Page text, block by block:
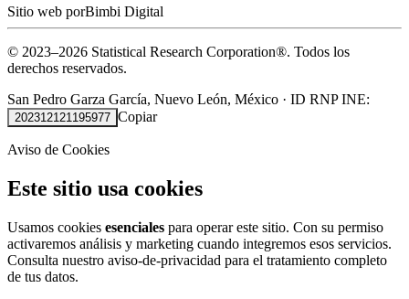
Sitio web porBimbi Digital
© 2023–2026 Statistical Research Corporation®. Todos los
derechos reservados.
San Pedro Garza García, Nuevo León, México · ID RNP INE:
202312121195977 Copiar
Aviso de Cookies
Este sitio usa cookies
Usamos cookies esenciales para operar este sitio. Con su permiso
activaremos análisis y marketing cuando integremos esos servicios.
Consulta nuestro aviso-de-privacidad para el tratamiento completo
de tus datos.